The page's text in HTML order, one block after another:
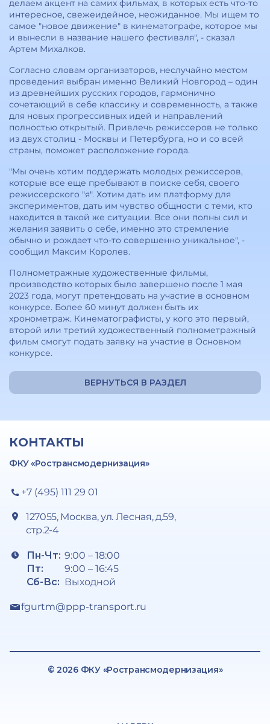
делаем акцент на самих фильмах, в которых есть что-то
интересное, свежеидейное, неожиданное. Мы ищем то
самое "новое движение" в кинематографе, которое мы
и вынесли в название нашего фестиваля", - сказал
Артем Михалков.
Согласно словам организаторов, неслучайно местом
проведения выбран именно Великий Новгород – один
из древнейших русских городов, гармонично
сочетающий в себе классику и современность, а также
для новых прогрессивных идей и направлений
полностью открытый. Привлечь режиссеров не только
из двух столиц - Москвы и Петербурга, но и со всей
страны, поможет расположение города.
"Мы очень хотим поддержать молодых режиссеров,
которые все еще пребывают в поиске себя, своего
режиссерского "я". Хотим дать им платформу для
экспериментов, дать им чувство общности с теми, кто
находится в такой же ситуации. Все они полны сил и
желания заявить о себе, именно это стремление
обычно и рождает что-то совершенно уникальное", -
сообщил Максим Королев.
Полнометражные художественные фильмы,
производство которых было завершено после 1 мая
2023 года, могут претендовать на участие в основном
конкурсе. Более 60 минут должен быть их
хронометраж. Кинематографисты, у кого это первый,
второй или третий художественный полнометражный
фильм смогут подать заявку на участие в Основном
конкурсе.
ВЕРНУТЬСЯ В РАЗДЕЛ
КОНТАКТЫ
ФКУ «Ространсмодернизация»
+7 (495) 111 29 01
127055, Москва, ул. Лесная, д.59,
стр.2-4
Пн-Чт:
Пт:
Сб-Вс:
9:00 – 18:00
9:00 – 16:45
Выходной
fgurtm@ppp-transport.ru
© 2026 ФКУ «Ространсмодернизация»